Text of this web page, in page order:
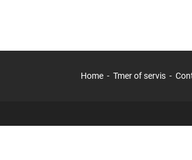
Home Tmer of servis